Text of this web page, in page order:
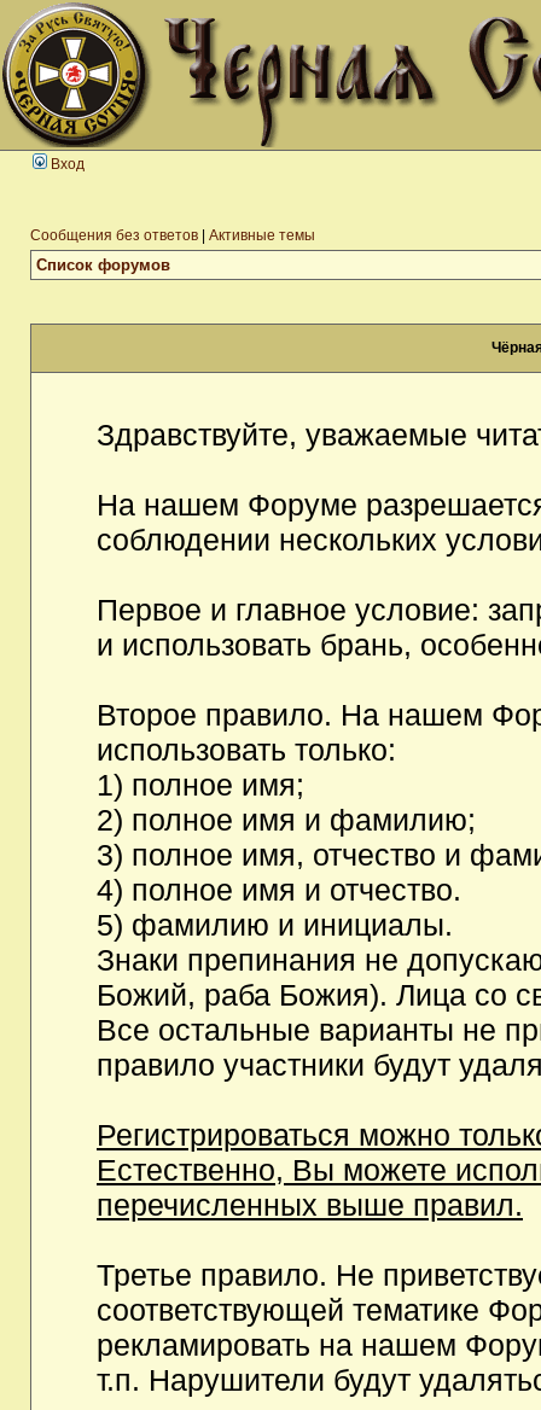
Вход
Сообщения без ответов Активные темы
Список форумов
Здравствуйте, уважаемые
На нашем Форуме
соблюдении нескольких
Первое и главное условие:
и использовать брань,
Второе правило. На нашем
использовать только:
1) полное имя;
2) полное имя и фамилию;
3) полное имя, отчество и
4) полное имя и отчество.
5) фамилию и инициалы.
Знаки препинания не
Божий, раба Божия). Лица со
Все остальные варианты не
правило участники будут
Регистрироваться можно
Естественно, Вы можете
перечисленных выше правил.
Третье правило. Не
соответствующей тематике
рекламировать на нашем
т.п. Нарушители будут